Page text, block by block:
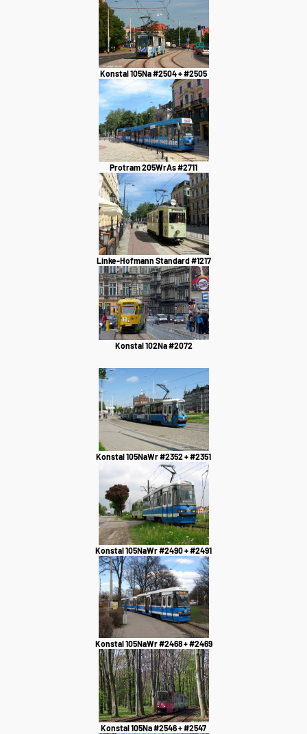
Konstal 105Na #2504 + #2505
Protram 205WrAs #2711
Linke-Hofmann Standard #1217
Konstal 102Na #2072
Konstal 105NaWr #2352 + #2351
Konstal 105NaWr #2490 + #2491
Konstal 105NaWr #2468 + #2469
Konstal 105Na #2546 + #2547